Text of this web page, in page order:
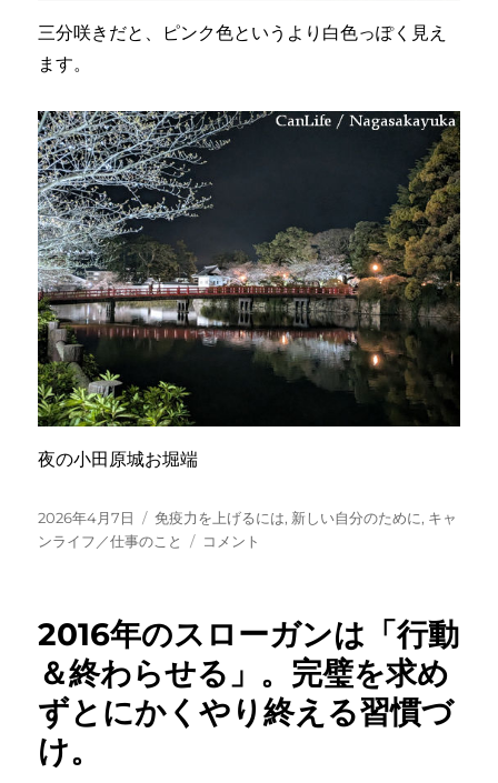
三分咲きだと、ピンク色というより白色っぽく見え
ます。
夜の小田原城お堀端
投
稿
2026年4月7日
カ
テ
免疫力を上げるには, 新しい自分のために, キャ
ンライフ／仕事のこと
が
っ
た
方
か
ら
コメント
2016年のスローガンは「行動
＆終わらせる」。完璧を求め
ずとにかくやり終える習慣づ
け。